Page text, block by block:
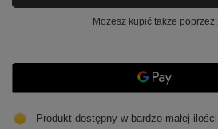
Możesz kupić także poprzez:
Produkt dostępny w bardzo małej ilości